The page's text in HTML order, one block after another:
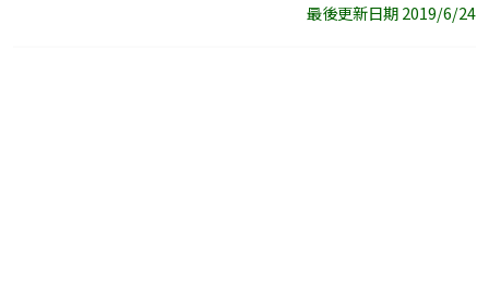
最後更新日期 2019/6/24